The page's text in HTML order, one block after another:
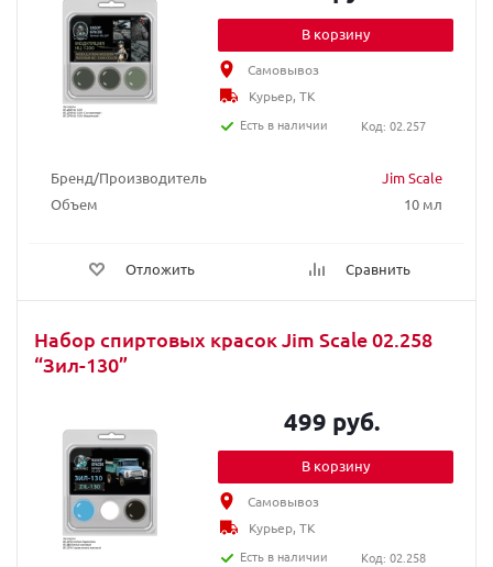
Бренд/Производитель
Jim Scale
Объем
10 мл
Отложить Сравнить
В корзину
Самовывоз
Курьер, ТК
Есть в наличии
Код: 02.257
Набор спиртовых красок Jim Scale 02.258
“Зил-130”
499 руб.
В корзину
Самовывоз
Курьер, ТК
Есть в наличии
Код: 02.258